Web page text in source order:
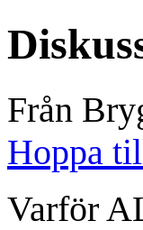
Från
Hoppa
Varför